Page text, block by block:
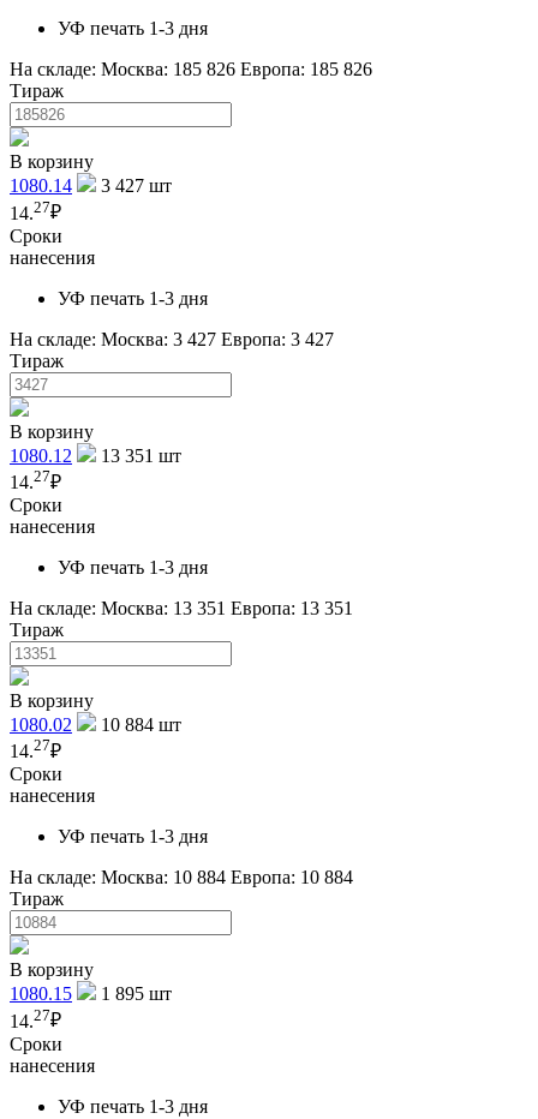
УФ печать 1-3 дня
На складе: Москва: 185 826 Европа: 185 826
Тираж
В корзину
1080.14
3 427 шт
14.27₽
Сроки
нанесения
УФ печать 1-3 дня
На складе: Москва: 3 427 Европа: 3 427
Тираж
В корзину
1080.12
13 351 шт
14.27₽
Сроки
нанесения
УФ печать 1-3 дня
На складе: Москва: 13 351 Европа: 13 351
Тираж
В корзину
1080.02
10 884 шт
14.27₽
Сроки
нанесения
УФ печать 1-3 дня
На складе: Москва: 10 884 Европа: 10 884
Тираж
В корзину
1080.15
1 895 шт
14.27₽
Сроки
нанесения
УФ печать 1-3 дня